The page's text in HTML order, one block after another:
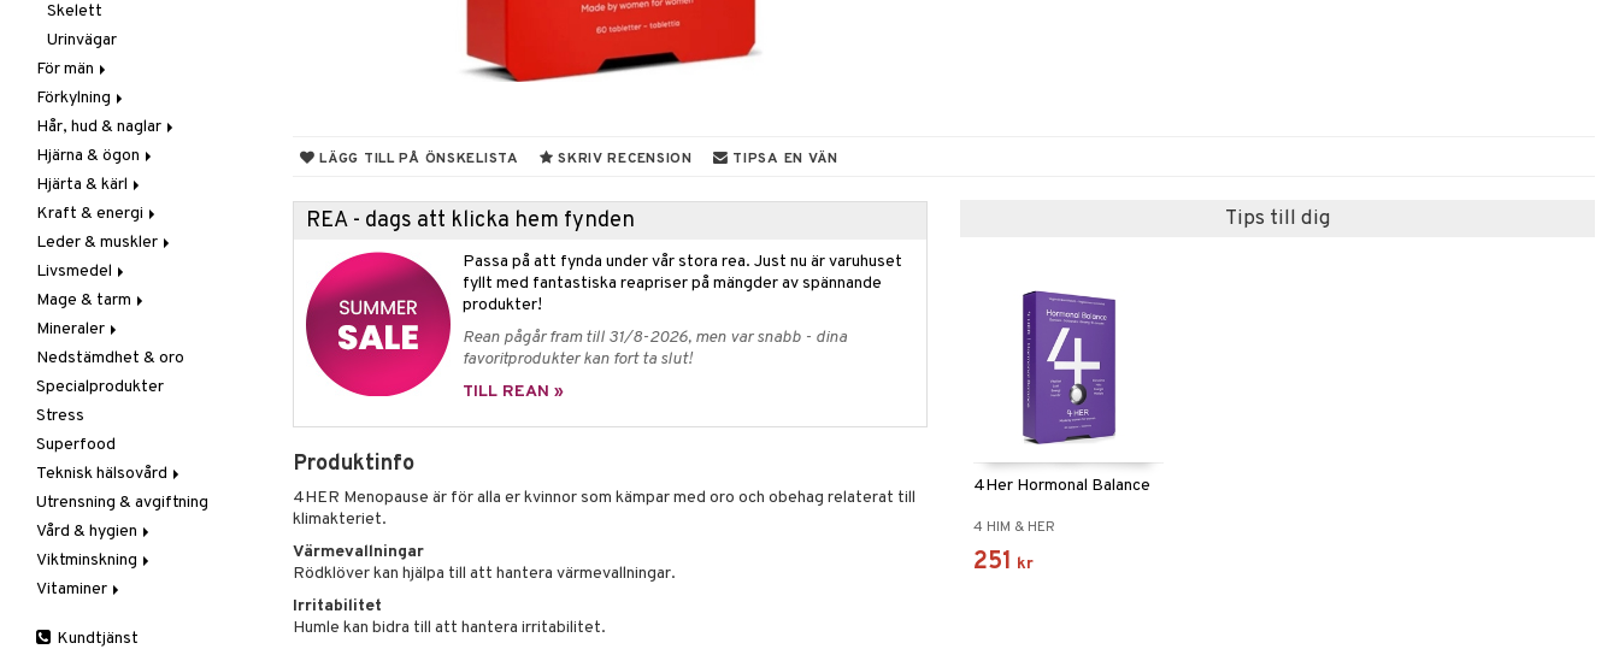
LÄGG TILL PÅ ÖNSKELISTA SKRIV RECENSION TIPSA EN VÄN
REA - dags att klicka hem fynden
Passa på att fynda under vår stora rea. Just nu är varuhuset
fyllt med fantastiska reapriser på mängder av spännande
produkter!
Rean pågår fram till 31/8-2026, men var snabb - dina
favoritprodukter kan fort ta slut!
TILL REAN »
Produktinfo
4HER Menopause är för alla er kvinnor som kämpar med oro och obehag relaterat till
klimakteriet.
Värmevallningar
Rödklöver kan hjälpa till att hantera värmevallningar.
Irritabilitet
Humle kan bidra till att hantera irritabilitet.
Tips till dig
4Her Hormonal Balance
4 HIM & HER
251 kr
Skelett
Urinvägar
För män
Näringstillskott
Övriga
Prostata
Sex & lust
Förkylning
C-vitamin
Förebyggande &
lindrande
Hostdämpande
Öron, näsa & hals
Övriga
Virushämmande
Vitlök
Hår, hud & naglar
Hår
Kosttillskott
Sol & pigment
Hjärna & ögon
Fettsyror
Minne
Ögon
Hjärta & kärl
Ginkgo biloba
Kärlstärkande
Kolesterolsänkande
Marina fettsyror
Veg fettsyror
Kraft & energi
Ginseng
Övriga
Prestation
Q-10
Rosenrot
Schizandra
Leder & muskler
Kosttillskott
Utvärtes
Livsmedel
Bars
Choklad
Diverse
Drycker
Förvaring
Frukt, frö & nötter
Groddning
Kokos
Kryddor & buljong
Mjöl & bak
Nöt-& fröpasta
Mage & tarm
Drycker
Fibrer
Matsmältning
Syrareglerande
Tarm
Utrensning
Mineraler
Järn
Kalcium
Krom
Magnesium
Multimineraler
Övriga
Selen
Zink
Nedstämdhet & oro
Specialprodukter
Stress
Superfood
Teknisk hälsovård
Ljusterapi
Luftfuktare
Massage
Övrigt
Utrensning & avgiftning
Vård & hygien
Ansiktsvård
Cremer
Giftset
Viktminskning
Äppelcidervinäger
Vitaminer
Kundtjänst